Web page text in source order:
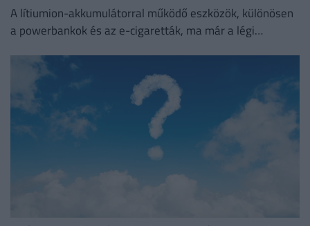
A lítiumion-akkumulátorral működő eszközök, különösen
a powerbankok és az e-cigaretták, ma már a légi
jelentik.